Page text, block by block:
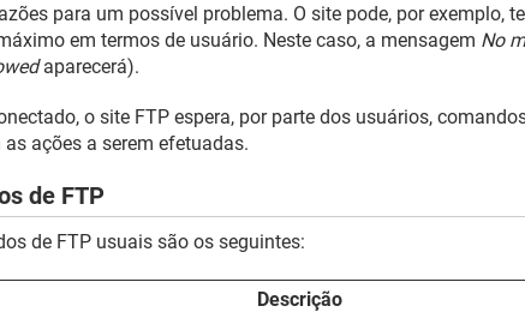
para um possível problema. O site pode, por exemplo,
em termos de usuário. Neste caso, a mensagem No
aparecerá).
o site FTP espera, por parte dos usuários,
as ações a serem efetuadas.
de FTP
de FTP usuais são os seguintes:
Descrição